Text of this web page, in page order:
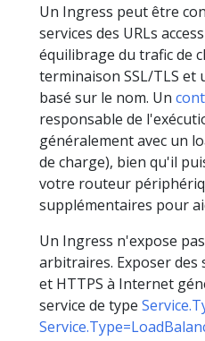
Un Ingress peut être
services des URLs
équilibrage du trafic de
terminaison SSL/TLS
basé sur le nom. Un
responsable de
généralement avec un
de charge), bien qu'il
votre routeur
supplémentaires pour
Un Ingress n'expose
arbitraires. Exposer des
et HTTPS à Internet
service de type